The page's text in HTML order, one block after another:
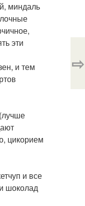
миндаль
эти
и тем
цикорием
и все
шоколад
⇨